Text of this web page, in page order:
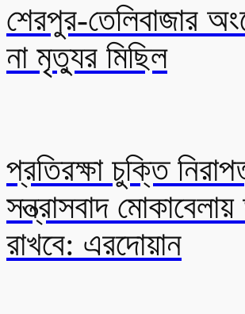
শেরপুর-তেলিবাজার
না মৃত্যুর মিছিল
প্রতিরক্ষা চুক্তি
সন্ত্রাসবাদ
রাখবে: এরদোয়ান